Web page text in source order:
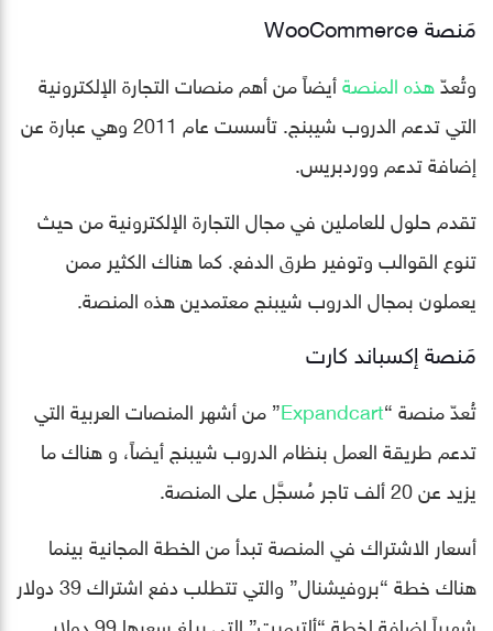
مَنصة WooCommerce
وتُعدّهذه المنصةأيضاً من أهم منصات التجارة الإلكترونية
التي تدعم الدروب شيبنج. تأسست عام 2011 وهي عبارة عن
إضافة تدعم ووردبريس.
تقدم حلول للعاملين في مجال التجارة الإلكترونية من حيث
تنوع القوالب وتوفير طرق الدفع. كما هناك الكثير ممن
يعملون بمجال الدروب شيبنج معتمدين هذه المنصة.
مَنصة إكسباند كارت
تُعدّ منصة “Expandcart” من أشهر المنصات العربية التي
تدعم طريقة العمل بنظام الدروب شيبنج أيضاً، و هناك ما
يزيد عن 20 ألف تاجر مُسجَّل على المنصة.
أسعار الاشتراك في المنصة تبدأ من الخطة المجانية بينما
هناك خطة “بروفيشنال” والتي تتطلب دفع اشتراك 39 دولار
شهرياً إضافة لخطة “ألتيميت” التي يبلغ سعرها 99 دولار